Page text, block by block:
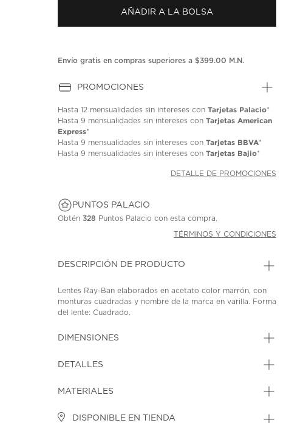
AÑADIR A LA BOLSA
Envío gratis en compras superiores a $399.00 M.N.
PROMOCIONES
Hasta12 mensualidades sin intereses conTarjetas Palacio*
Hasta9 mensualidades sin intereses conTarjetas American
Express*
Hasta9 mensualidades sin intereses conTarjetas BBVA*
Hasta9 mensualidades sin intereses conTarjetas Bajio*
DETALLE DE PROMOCIONES
PUNTOS PALACIO
Obtén328 Puntos Palacio con esta compra.
TÉRMINOS Y CONDICIONES
DESCRIPCIÓN DE PRODUCTO
Lentes Ray-Ban elaborados en acetato color marrón, con
monturas cuadradas y nombre de la marca en varilla. Forma
del lente: Cuadrado.
DIMENSIONES
DETALLES
MATERIALES
DISPONIBLE EN TIENDA